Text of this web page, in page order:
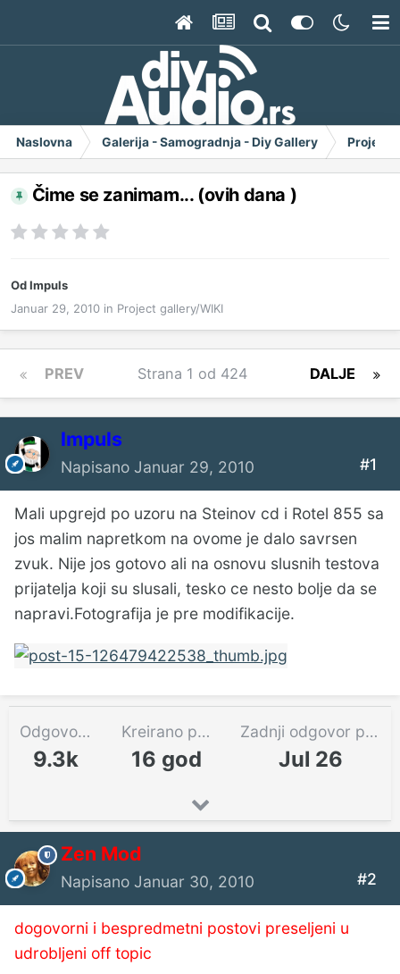
Naslovna Galerija - Samogradnja - Diy Gallery Project
Čime se zanimam... (ovih dana )
OdImpuls
Januar 29, 2010 in Project gallery/WIKI
PREV DALJE
Strana 1 od 424
Impuls
Napisano Januar 29, 2010 #1
Mali upgrejd po uzoru na Steinov cd i Rotel 855 sa
jos malim napretkom na ovome je dalo savrsen
zvuk. Nije jos gotovo ali na osnovu slusnih testova
prijatelja koji su slusali, tesko ce nesto bolje da se
napravi.Fotografija je pre modifikacije.
Odgovora
9.3k
Kreirano pre
16 god
Zadnji odgovor pre
Jul 26
Zen Mod
Napisano Januar 30, 2010 #2
dogovorni i bespredmetni postovi preseljeni u
udrobljeni off topic